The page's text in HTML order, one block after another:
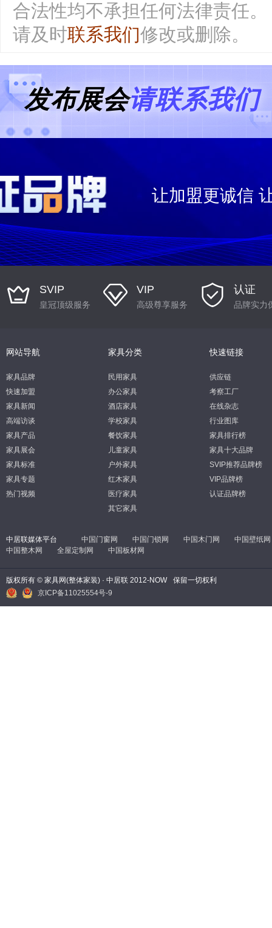
合法性均不承担任何法律责任
请及时联系我们修改或删除。
发布展会请联系我们
让加盟更诚信
SVIP
皇冠顶级服务
VIP
高级尊享服务
认证
品牌实力
网站导航
家具品牌
快速加盟
家具新闻
高端访谈
家具产品
家具展会
家具标准
家具专题
热门视频
家具分类
民用家具
办公家具
酒店家具
学校家具
餐饮家具
儿童家具
户外家具
红木家具
医疗家具
其它家具
快速链接
供应链
考察工厂
在线杂志
行业图库
家具排行榜
家具十大品牌
SVIP推荐品牌榜
VIP品牌榜
认证品牌榜
中居联媒体平台 中国门窗网 中国门锁网 中国木门网
中国壁纸网
中国整木网
全屋定制网 中国板材网
版权所有 © 家具网(整体家装) · 中居联 2012-NOW
保留一切权利
京ICP备11025554号-9